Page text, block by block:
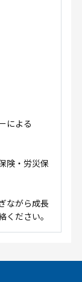
による
険・労災保
ながら成長
ださい。